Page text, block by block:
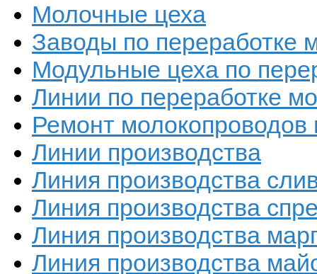
Молочные цеха
Заводы по переработке
Модульные цеха по
Линии по переработке
Ремонт молокопроводов
Линии производства
Линия производства
Линия производства
Линия производства
Линия производства